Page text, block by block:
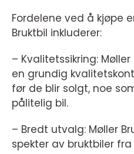
Fordelene ved å kjøpe
Bruktbil inkluderer:
– Kvalitetssikring:
en grundig
før de blir solgt, noe
pålitelig bil.
– Bredt utvalg: Møller
spekter av bruktbiler